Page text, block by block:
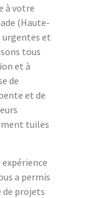
à votre
(Haute-
urgentes et
tous
et à
de
et de
tuiles
a permis
de projets